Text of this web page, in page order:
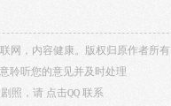
网，内容健康。版权归原作者所有
聆听您的意见并及时处理
照，请 点击QQ 联系